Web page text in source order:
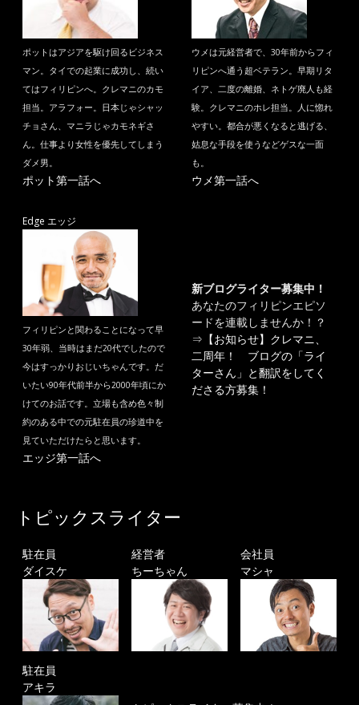
ポットはアジアを駆け回るビジネス
マン。タイでの起業に成功し、続い
てはフィリピンへ。クレマニのカモ
担当。アラフォー。日本じゃシャッ
チョさん、マニラじゃカモネギさ
ん。仕事より女性を優先してしまう
ダメ男。
ポット第一話へ
ウメは元経営者で、30年前からフィ
リピンへ通う超ベテラン。早期リタ
イア、二度の離婚、ネトゲ廃人も経
験。クレマニのホレ担当。人に惚れ
やすい。都合が悪くなると逃げる、
姑息な手段を使うなどゲスな一面
も。
ウメ第一話へ
Edge エッジ
フィリピンと関わることになって早
30年弱、当時はまだ20代でしたので
今はすっかりおじいちゃんです。だ
いたい90年代前半から2000年頃にか
けてのお話です。立場も含め色々制
約のある中での元駐在員の珍道中を
見ていただけたらと思います。
エッジ第一話へ
新ブログライター募集中！
あなたのフィリピンエピソ
ードを連載しませんか！？
⇒ 【お知らせ】クレマニ、
二周年！ ブログの「ライ
ターさん」と翻訳をしてく
ださる方募集！
トピックスライター
駐在員
ダイスケ
経営者
ちーちゃん
会社員
マシャ
駐在員
アキラ